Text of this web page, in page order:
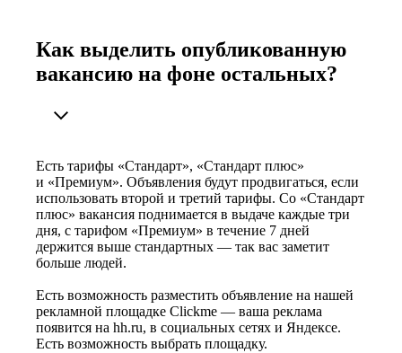
Как выделить опубликованную
вакансию на фоне остальных?
Есть тарифы «Стандарт», «Стандарт плюс»
и «Премиум». Объявления будут продвигаться, если
использовать второй и третий тарифы. Со «Стандарт
плюс» вакансия поднимается в выдаче каждые три
дня, с тарифом «Премиум» в течение 7 дней
держится выше стандартных — так вас заметит
больше людей.
Есть возможность разместить объявление на нашей
рекламной площадке Clickme — ваша реклама
появится на hh.ru, в социальных сетях и Яндексе.
Есть возможность выбрать площадку.